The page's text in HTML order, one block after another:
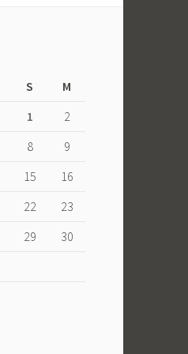
S
M
1
2
8
9
15
16
22
23
29
30